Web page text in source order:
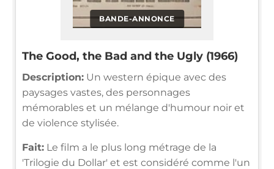
BANDE-ANNONCE
The Good, the Bad and the Ugly (1966)
Description: Un western épique avec des
paysages vastes, des personnages
mémorables et un mélange d'humour noir et
de violence stylisée.
Fait: Le film a le plus long métrage de la
'Trilogie du Dollar' et est considéré comme l'un